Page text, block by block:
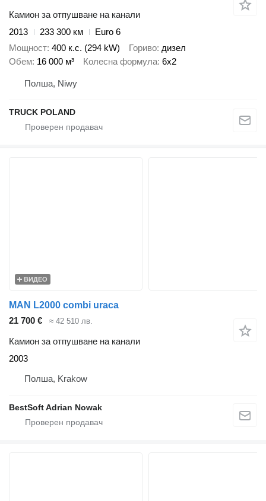
Камион за отпушване на канали
2013
233 300 км
Euro 6
Мощност 400 к.с. (294 kW) Гориво дизел
Обем 16 000 м³ Колесна формула 6x2
Полша, Niwy
TRUCK POLAND
ВИДЕО
MAN L2000 combi uraca
21 700 €
≈ 42 510 лв.
Камион за отпушване на канали
2003
Полша, Krakow
BestSoft Adrian Nowak